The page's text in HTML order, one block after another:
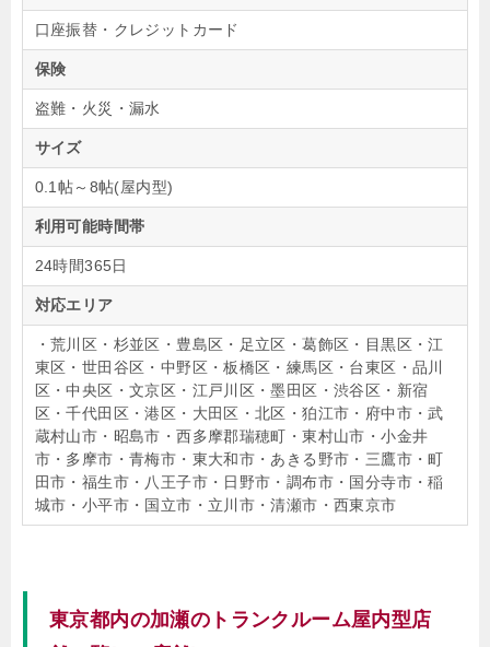
口座振替・クレジットカード
保険
盗難・火災・漏水
サイズ
0.1帖～8帖(屋内型)
利用可能時間帯
24時間365日
対応エリア
・荒川区・杉並区・豊島区・足立区・葛飾区・目黒区・江
東区・世田谷区・中野区・板橋区・練馬区・台東区・品川
区・中央区・文京区・江戸川区・墨田区・渋谷区・新宿
区・千代田区・港区・大田区・北区・狛江市・府中市・武
蔵村山市・昭島市・西多摩郡瑞穂町・東村山市・小金井
市・多摩市・青梅市・東大和市・あきる野市・三鷹市・町
田市・福生市・八王子市・日野市・調布市・国分寺市・稲
城市・小平市・国立市・立川市・清瀬市・西東京市
東京都内の加瀬のトランクルーム屋内型店